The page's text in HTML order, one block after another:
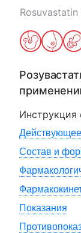
Rosuvastatin
Инструкция
Состав и
Показания